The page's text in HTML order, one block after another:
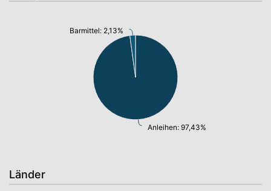
Anleihen: 97,43%
Barmittel: 2,13%
Länder